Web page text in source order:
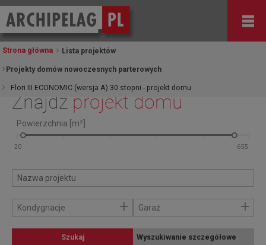
Strona główna Lista projektów
Projekty domów nowoczesnych parterowych
Flori III ECONOMIC (wersja A) 30 stopni - projekt domu
Znajdź projekt domu
Powierzchnia [m²]
Kondygnacje + Garaż +
Szukaj Wyszukiwanie szczegółowe